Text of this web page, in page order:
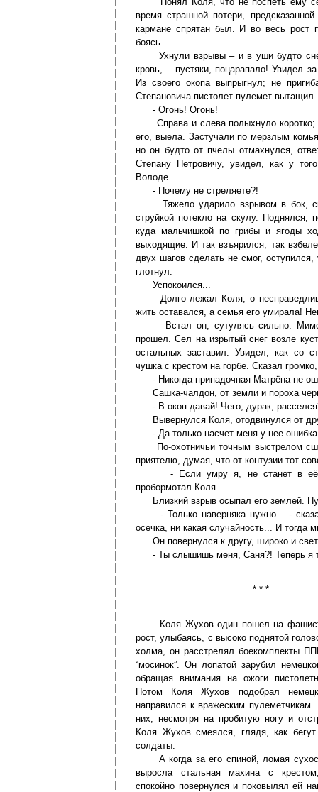
время страшной потери,
кармане спрятан был. И во весь рост
боясь.
Ухнули взрывы – и в уши будто
кровь, – пустяки, поцарапало! Увидел
Из своего окопа выпрыгнул; не
Степановича пистолет-пулемет
- Огонь! Огонь!
Справа и слева полыхнуло коротко;
его, выела. Застучали по мерзлым
но он будто от пчелы отмахнулся,
Степану Петровичу, увидел, как у
Володе.
- Почему не стреляете?!
Тяжело ударило взрывом в бок,
струйкой потекло на скулу. Поднялся,
куда мальчишкой по грибы и ягоды
выходящие. И так взъярился, так
двух шагов сделать не смог,
глотнул.
Успокоился...
Долго лежал Коля, о
жить оставался, а семья его умирала!
Встал он, сутулясь сильно. Мимо
прошел. Сел на изрытый снег возле
остальных заставил. Увидел, как со
чушка с крестом на горбе. Сказал
- Никогда припадочная Матрёна не
Сашка-чалдон, от земли и пороха
- В окоп давай! Чего, дурак,
Вывернулся Коля, отодвинулся от
- Да только насчет меня у нее
По-охотничьи точным выстрелом
приятелю, думая, что от контузии тот
- Если умру я, не станет в её
пробормотал Коля.
Близкий взрыв осыпал его землей.
- Только наверняка нужно... -
осечка, ни какая случайность... И тогда
Он повернулся к другу, широко и
- Ты слышишь меня, Саня?! Теперь я
* * *
Коля Жухов один пошел на
рост, улыбаясь, с высоко поднятой
холма, он расстрелял боекомплекты
“мосинок”. Он лопатой зарубил
обращая внимания на ожоги
Потом Коля Жухов подобрал
направился к вражеским
них, несмотря на пробитую ногу и
Коля Жухов смеялся, глядя, как
солдаты.
А когда за его спиной, ломая
выросла стальная махина с
спокойно повернулся и поковылял ей